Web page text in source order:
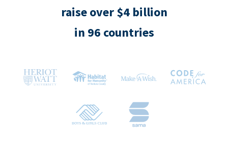
raise over $4 billion
in 96 countries